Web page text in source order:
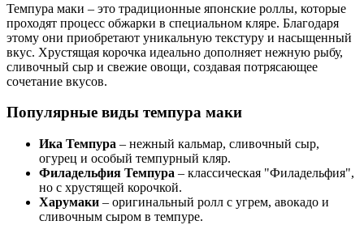
Темпура маки – это традиционные японские роллы, которые
проходят процесс обжарки в специальном кляре. Благодаря
этому они приобретают уникальную текстуру и насыщенный
вкус. Хрустящая корочка идеально дополняет нежную рыбу,
сливочный сыр и свежие овощи, создавая потрясающее
сочетание вкусов.
Популярные виды темпура маки
Ика Темпура – нежный кальмар, сливочный сыр,
огурец и особый темпурный кляр.
Филадельфия Темпура – классическая "Филадельфия",
но с хрустящей корочкой.
Харумаки – оригинальный ролл с угрем, авокадо и
сливочным сыром в темпуре.